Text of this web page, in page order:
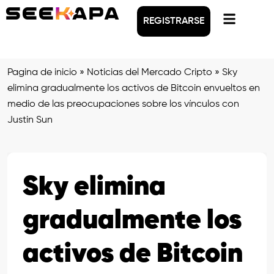
REGISTRARSE
Pagina de inicio » Noticias del Mercado Cripto » Sky
elimina gradualmente los activos de Bitcoin envueltos en
medio de las preocupaciones sobre los vínculos con
Justin Sun
Sky elimina
gradualmente los
activos de Bitcoin